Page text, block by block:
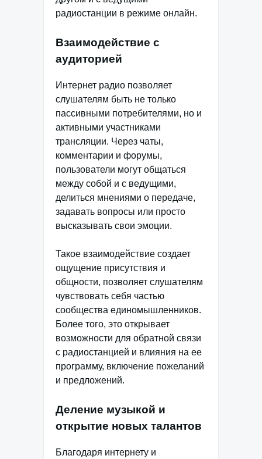
радиостанции в режиме онлайн.
Взаимодействие с
аудиторией
Интернет радио позволяет
слушателям быть не только
пассивными потребителями, но и
активными участниками
трансляции. Через чаты,
комментарии и форумы,
пользователи могут общаться
между собой и с ведущими,
делиться мнениями о передаче,
задавать вопросы или просто
высказывать свои эмоции.
Такое взаимодействие создает
ощущение присутствия и
общности, позволяет слушателям
чувствовать себя частью
сообщества единомышленников.
Более того, это открывает
возможности для обратной связи
с радиостанцией и влияния на ее
программу, включение пожеланий
и предложений.
Деление музыкой и
открытие новых талантов
Благодаря интернету и